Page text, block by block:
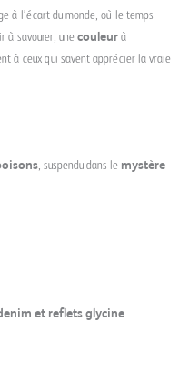
à l’écart du monde, où le temps
à savourer, une couleur à
à ceux qui savent apprécier la vraie
, suspendu dans le mystère
et reflets glycine